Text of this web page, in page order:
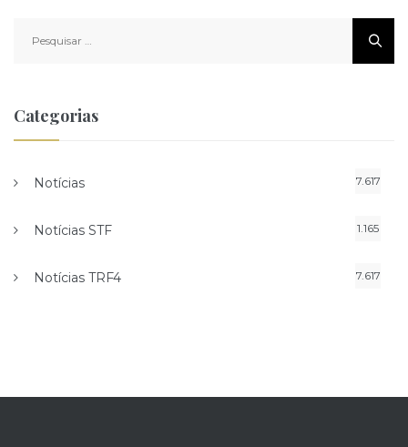
por:
Categorias
Notícias 7.617
Notícias STF 1.165
Notícias TRF4 7.617